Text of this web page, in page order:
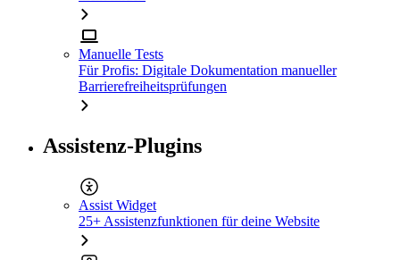
Manuelle Tests
Für Profis: Digitale Dokumentation manueller
Barrierefreiheitsprüfungen
Assistenz-Plugins
Assist Widget
25+ Assistenzfunktionen für deine Website